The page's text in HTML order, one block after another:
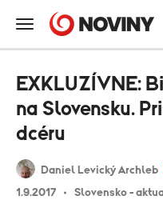
Daniel Levický Archleb
1.9.2017
Slovensko -
EXKLUZÍVNE:
na Slovensku.
dcéru